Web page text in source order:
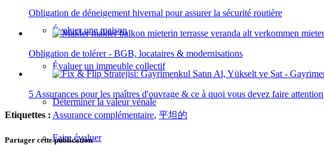
Évaluer une maison
Évaluer un immeuble collectif
Déterminer la valeur vénale
Faire évaluer
Obligation de déneigement hivernal pour assurer la sécurité routière
Obligation de tolérer - BGB, locataires & modernisations
5 Assurances pour les maîtres d'ouvrage & ce à quoi vous devez faire attention
Etiquettes : Assurance complémentaire, 平坦的
Partager cette publication